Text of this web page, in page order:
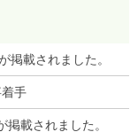
載されました。
手
載されました。